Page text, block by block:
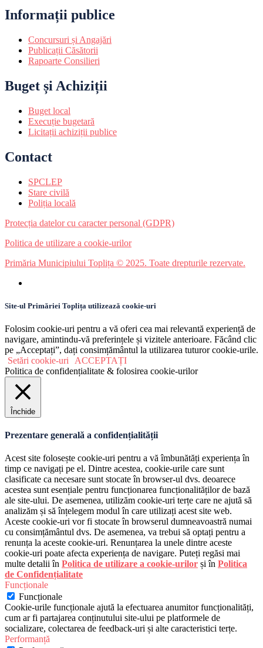
Informații publice
Concursuri și Angajări
Publicații Căsătorii
Rapoarte Consilieri
Buget și Achiziții
Buget local
Execuție bugetară
Licitații achiziții publice
Contact
SPCLEP
Stare civilă
Poliția locală
Protecția datelor cu caracter personal (GDPR)
Politica de utilizare a cookie-urilor
Primăria Municipiului Toplița © 2025. Toate drepturile rezervate.
Site-ul Primăriei Toplița utilizează cookie-uri
Folosim cookie-uri pentru a vă oferi cea mai relevantă experiență de
navigare, amintindu-vă preferințele și vizitele anterioare. Făcând clic
pe „Acceptați”, dați consimțământul la utilizarea tuturor cookie-urile.
Setări cookie-uri
ACCEPTAȚI
Politica de confidențialitate & folosirea cookie-urilor
Închide
Prezentare generală a confidențialității
Acest site folosește cookie-uri pentru a vă îmbunătăți experiența în
timp ce navigați pe el. Dintre acestea, cookie-urile care sunt
clasificate ca necesare sunt stocate în browser-ul dvs. deoarece
acestea sunt esențiale pentru funcționarea funcționalităților de bază
ale site-ului. De asemenea, utilizăm cookie-uri terțe care ne ajută să
analizăm și să înțelegem modul în care utilizați acest site web.
Aceste cookie-uri vor fi stocate în browserul dumneavoastră numai
cu consimțământul dvs. De asemenea, va trebui să optați pentru a
renunța la aceste cookie-uri. Renunțarea la unele dintre aceste
cookie-uri poate afecta experiența de navigare. Puteți regăsi mai
multe detalii în Politica de utilizare a cookie-urilor și în Politica
de Confidențialitate
Funcționale
Funcționale
Cookie-urile funcționale ajută la efectuarea anumitor funcționalități,
cum ar fi partajarea conținutului site-ului pe platformele de
socializare, colectarea de feedback-uri și alte caracteristici terțe.
Performanță